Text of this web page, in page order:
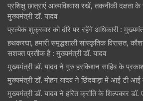
प्रशिक्षु छात्राएं आत्मविश्वास रखें, तकनीकी
मुख्यमंत्री डॉ. यादव
प्रत्येक शुक्रवार को दौरे पर रहेंगे अधिकारी :
हथकरघा, हमारी समृद्धशाली सांस्कृतिक विरासत,
सशक्त प्रतीक है : मुख्यमंत्री डॉ. यादव
मुख्यमंत्री डॉ. यादव ने गुरु हरकिशन साहिब के प्रकाश
मुख्यमंत्री डॉ. मोहन यादव ने छिंदवाड़ा में आई टी
मुख्यमंत्री डॉ. यादव ने हरित क्रांति के शिल्पकार